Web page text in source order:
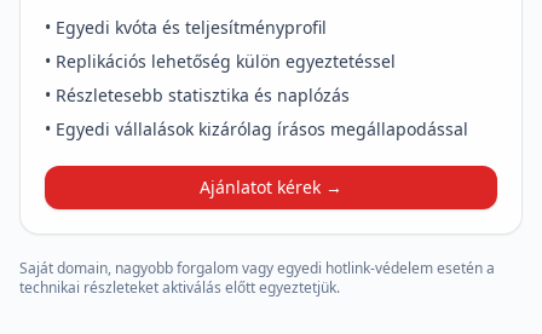
• Egyedi kvóta és teljesítményprofil
• Replikációs lehetőség külön egyeztetéssel
• Részletesebb statisztika és naplózás
• Egyedi vállalások kizárólag írásos megállapodással
Ajánlatot kérek →
Saját domain, nagyobb forgalom vagy egyedi hotlink-védelem esetén a
technikai részleteket aktiválás előtt egyeztetjük.